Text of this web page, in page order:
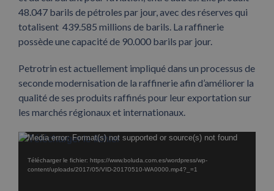
48.047 barils de pétroles par jour, avec des réserves qui
totalisent 439.585 millions de barils. La raffinerie
possède une capacité de 90.000 barils par jour.
Petrotrin est actuellement impliqué dans un processus de
seconde modernisation de la raffinerie afin d’améliorer la
qualité de ses produits raffinés pour leur exportation sur
les marchés régionaux et internationaux.
Lecteur
Media error: Format(s) not supported or source(s) not found
Télécharger le fichier: https://www.boluda.com.es/wordpress/wp-
content/uploads/2017/05/VID-20170510-WA0000.mp4?_=1